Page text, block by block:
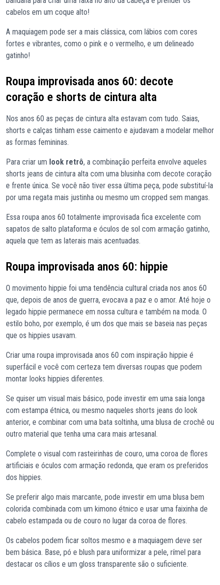
cabelos em um coque alto!
A maquiagem pode ser a mais clássica, com lábios com cores
fortes e vibrantes, como o pink e o vermelho, e um delineado
gatinho!
Roupa improvisada anos 60: decote
coração e shorts de cintura alta
Nos anos 60 as peças de cintura alta estavam com tudo. Saias,
shorts e calças tinham esse caimento e ajudavam a modelar melhor
as formas femininas.
Para criar um look retrô, a combinação perfeita envolve aqueles
shorts jeans de cintura alta com uma blusinha com decote coração
e frente única. Se você não tiver essa última peça, pode substituí-la
por uma regata mais justinha ou mesmo um cropped sem mangas.
Essa roupa anos 60 totalmente improvisada fica excelente com
sapatos de salto plataforma e óculos de sol com armação gatinho,
aquela que tem as laterais mais acentuadas.
Roupa improvisada anos 60: hippie
O movimento hippie foi uma tendência cultural criada nos anos 60
que, depois de anos de guerra, evocava a paz e o amor. Até hoje o
legado hippie permanece em nossa cultura e também na moda. O
estilo boho, por exemplo, é um dos que mais se baseia nas peças
que os hippies usavam.
Criar uma roupa improvisada anos 60 com inspiração hippie é
superfácil e você com certeza tem diversas roupas que podem
montar looks hippies diferentes.
Se quiser um visual mais básico, pode investir em uma saia longa
com estampa étnica, ou mesmo naqueles shorts jeans do look
anterior, e combinar com uma bata soltinha, uma blusa de crochê ou
outro material que tenha uma cara mais artesanal.
Complete o visual com rasteirinhas de couro, uma coroa de flores
artificiais e óculos com armação redonda, que eram os preferidos
dos hippies.
Se preferir algo mais marcante, pode investir em uma blusa bem
colorida combinada com um kimono étnico e usar uma faixinha de
cabelo estampada ou de couro no lugar da coroa de flores.
Os cabelos podem ficar soltos mesmo e a maquiagem deve ser
bem básica. Base, pó e blush para uniformizar a pele, rímel para
destacar os cílios e um gloss transparente são o suficiente.